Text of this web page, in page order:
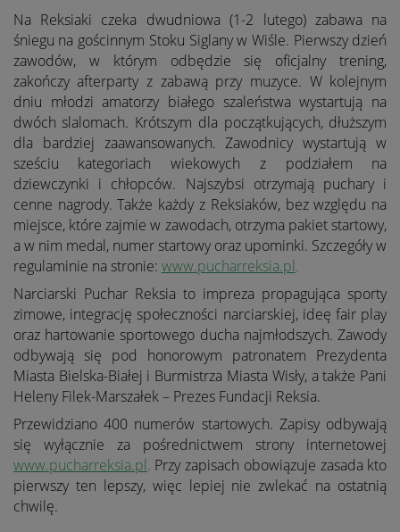
Na Reksiaki czeka dwudniowa (1-2 lutego) zabawa na
śniegu na gościnnym Stoku Siglany w Wiśle. Pierwszy dzień
zawodów, w którym odbędzie się oficjalny trening,
zakończy afterpartyz zabawą przy muzyce. W kolejnym
dniu młodzi amatorzy białego szaleństwa wystartują na
dwóch slalomach. Krótszym dla początkujących, dłuższym
dla bardziej zaawansowanych.Zawodnicy wystartują w
sześciu kategoriach wiekowych z podziałem na
dziewczynki i chłopców. Najszybsi otrzymają puchary i
cenne nagrody. Także każdy z Reksiaków, bez względu na
miejsce, które zajmie w zawodach, otrzyma pakiet startowy,
a w nim medal, numer startowy oraz upominki. Szczegóły w
regulaminie na stronie: www.pucharreksia.pl.
Narciarski Puchar Reksia to impreza propagująca sporty
zimowe, integrację społeczności narciarskiej, ideę fair play
oraz hartowanie sportowego ducha najmłodszych. Zawody
odbywają się pod honorowym patronatem Prezydenta
Miasta Bielska-Białej i Burmistrza Miasta Wisły, a także Pani
Heleny Filek-Marszałek – Prezes Fundacji Reksia.
Przewidziano 400 numerów startowych. Zapisy odbywają
się wyłącznie za pośrednictwem strony internetowej
www.pucharreksia.pl. Przy zapisach obowiązuje zasada kto
pierwszy ten lepszy, więc lepiej nie zwlekać na ostatnią
chwilę.